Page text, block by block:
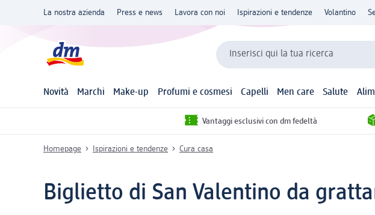
La nostra azienda Press e news Lavora con noi Ispirazioni e tendenze Volantino
Inserisci qui la tua ricerca
Novità Marchi Make-up Profumi e cosmesi Capelli Men care Salute
Vantaggi esclusivi con dm fedeltà
Homepage Ispirazioni e tendenze Cura casa
Biglietto di San Valentino da